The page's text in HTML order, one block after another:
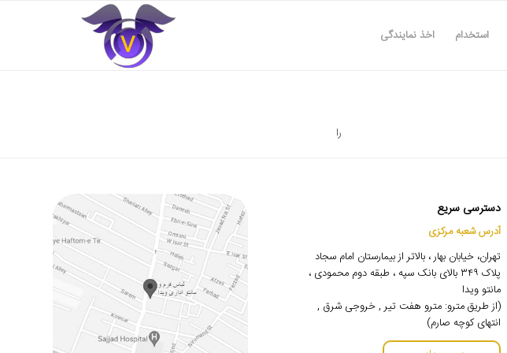
استخدام اخذ نمایندگی
را
دسترسی سریع
آدرس شعبه مرکزی
تهران، خیابان بهار ، بالاتر از بیمارستان امام سجاد
پلاک ۳۴۹ بالای بانک سپه ، طبقه دوم محمودی ،
مانتو ویدا
(از طریق مترو: مترو هفت تیر , خروجی شرق ,
انتهای کوچه صارم)